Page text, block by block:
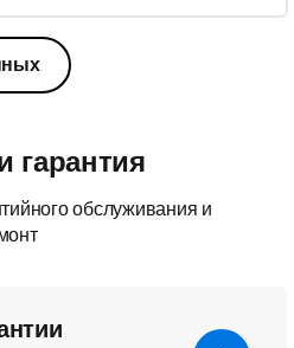
гарантия
обслуживания и